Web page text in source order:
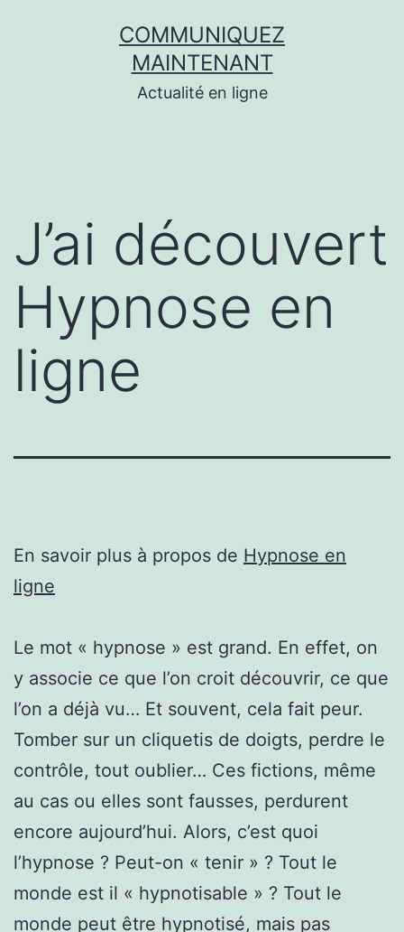
COMMUNIQUEZ
MAINTENANT
Actualité en ligne
J’ai découvert
Hypnose en
ligne
En savoir plus à propos de Hypnose en
ligne
Le mot « hypnose » est grand. En effet, on
y associe ce que l’on croit découvrir, ce que
l’on a déjà vu… Et souvent, cela fait peur.
Tomber sur un cliquetis de doigts, perdre le
contrôle, tout oublier… Ces fictions, même
au cas ou elles sont fausses, perdurent
encore aujourd’hui. Alors, c’est quoi
l’hypnose ? Peut-on « tenir » ? Tout le
monde est il « hypnotisable » ? Tout le
monde peut être hypnotisé, mais pas